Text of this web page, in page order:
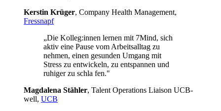
Kers­tin Krüger, Com­pany Health Manage­ment,
Fressnapf
„Die Kolleg:innen lernen mit 7Mind, sich
aktiv eine Pause vom Arbeitsalltag zu
nehmen, einen gesunden Umgang mit
Stress zu entwickeln, zu entspannen und
ruhiger zu schla fen."
Mag­da­lena Stäh­ler, Talent Operations Liaison UCB­
well, UCB